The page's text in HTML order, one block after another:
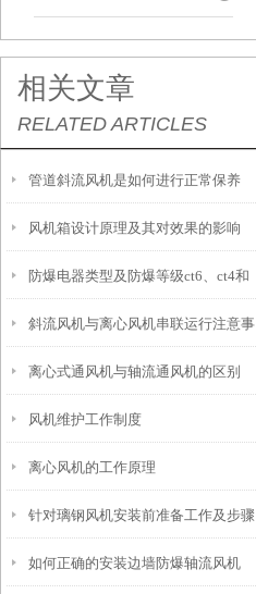
相关文章
RELATED ARTICLES
管道斜流风机是如何进行正常保养
风机箱设计原理及其对效果的影响
防爆电器类型及防爆等级ct6、ct4和
bt4区别
斜流风机与离心风机串联运行注意事
项
离心式通风机与轴流通风机的区别
风机维护工作制度
离心风机的工作原理
针对璃钢风机安装前准备工作及步骤
说明
如何正确的安装边墙防爆轴流风机